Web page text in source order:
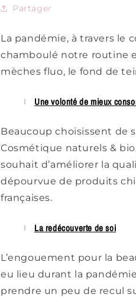
Partager
La pandémie, à travers le
chamboulé notre routine
mèches fluo, le fond de
Une volonté de mieux
Beaucoup choisissent de
Cosmétique naturels& bio
souhait d’améliorer la
dépourvue de produits
françaises.
La redécouverte de soi
L’engouement pour la
eu lieu durant la
prendre un peu de recul